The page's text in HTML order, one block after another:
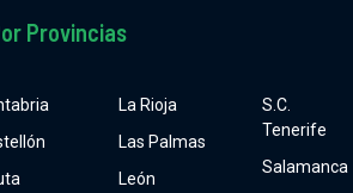
Provincias
La Rioja
Las Palmas
León
S.C.
Tenerife
Salamanca